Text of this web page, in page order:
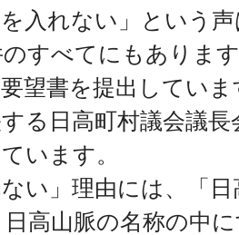
入れない」という
のすべてにもありま
望書を提出してい
る日高町村議会議
います。
い」理由には、「
高山脈の名称の中